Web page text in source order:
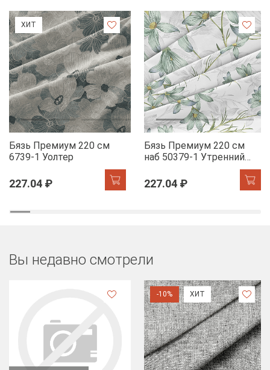
ХИТ
Бязь Премиум 220 см
6739-1 Уолтер
227.04 ₽
Бязь Премиум 220 см
наб 50379-1 Утренний
227.04 ₽
Вы недавно смотрели
-10% ХИТ